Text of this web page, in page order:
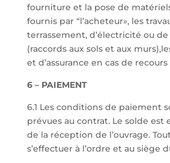
fourniture et la pose de
fournis par “l’acheteur», les
terrassement, d’électricité ou
(raccords aux sols et aux
et d’assurance en cas de
6 – PAIEMENT
6.1 Les conditions de paiement
prévues au contrat. Le solde est
de la réception de l’ouvrage.
s’effectuer à l’ordre et au siège